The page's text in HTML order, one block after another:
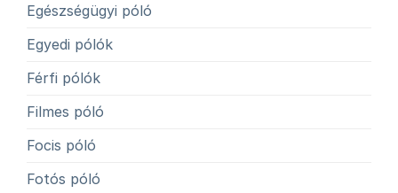
Egészségügyi póló
Egyedi pólók
Férfi pólók
Filmes póló
Focis póló
Fotós póló